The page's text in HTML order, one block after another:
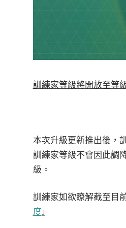
訓練家等級將開放至等
本次升級更新推出後，
訓練家等級不會因此調
級。
訓練家如欲瞭解截至目
度』